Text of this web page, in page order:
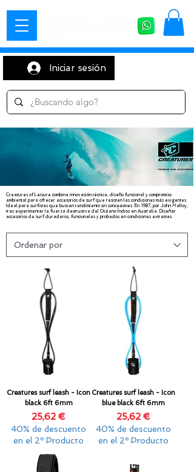
Iniciar sesión
Creatures of Leisure combina innovación técnica, diseño funcional y compromiso
ambiental para ofrecer accesorios de surf que resisten las condiciones más exigentes.
Ideal para surfistas que buscan rendimiento sin concesiones. En 1987, por John Malloy,
tras experimentar la fuerza destructiva del Océano Índico en Australia. Diseñar
accesorios de surf duraderos, funcionales y probados en condiciones extremas.
Creatures surf leash - Icon
black 6ft 6mm
Precio
25,62 €
40% de descuento
en el 2º Producto
Creatures surf leash - Icon
blue black 6ft 6mm
Precio
25,62 €
40% de descuento
en el 2º Producto